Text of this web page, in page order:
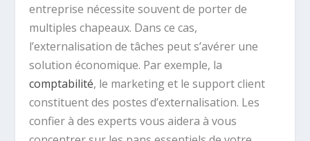
entreprise nécessite souvent de porter de
multiples chapeaux. Dans ce cas,
l’externalisation de tâches peut s’avérer une
solution économique. Par exemple, la
comptabilité, le marketing et le support client
constituent des postes d’externalisation. Les
confier à des experts vous aidera à vous